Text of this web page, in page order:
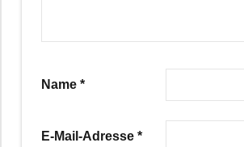
Name *
E-Mail-Adresse *